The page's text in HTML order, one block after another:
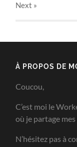
Next »
À PROPOS DE
Coucou,
C’est moi le
où je partage
N’hésitez pas à